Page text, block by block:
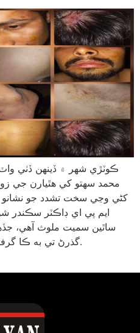
محمد سھتو کي هٿيارن جي
کڻي وڃي سخت تشدد جو نشانو
ايم پي اي ڊاڪٽر سڪندر
ساٿين سميت ملوث آهي،
گذرڻ تي به ڪا گرفتاري عمل ۾ نه اچي سگهي آهي.